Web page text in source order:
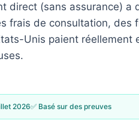
direct (sans assurance) a
frais de consultation, des
Unis paient
2026✅ Basé sur des preuves